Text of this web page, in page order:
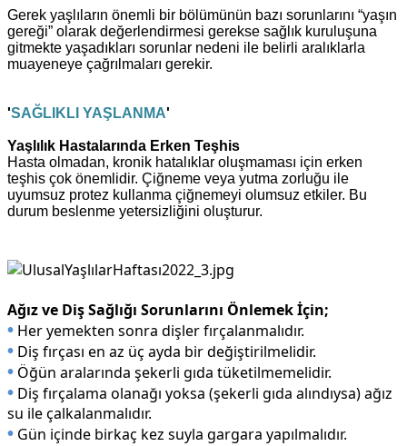
Gerek yaşlıların önemli bir bölümünün bazı sorunlarını “yaşın
gereği” olarak değerlendirmesi gerekse sağlık kuruluşuna
gitmekte yaşadıkları sorunlar nedeni ile belirli aralıklarla
muayeneye çağrılmaları gerekir.
'SAĞLIKLI YAŞLANMA'
Yaşlılık Hastalarında Erken Teşhis
Hasta olmadan, kronik hatalıklar oluşmaması için erken
teşhis çok önemlidir. Çiğneme veya yutma zorluğu ile
uyumsuz protez kullanma çiğnemeyi olumsuz etkiler. Bu
durum beslenme yetersizliğini oluşturur.
Ağız ve Diş Sağlığı Sorunlarını Önlemek İçin;
• Her yemekten sonra dişler fırçalanmalıdır.
• Diş fırçası en az üç ayda bir değiştirilmelidir.
• Öğün aralarında şekerli gıda tüketilmemelidir.
• Diş fırçalama olanağı yoksa (şekerli gıda alındıysa) ağız
su ile çalkalanmalıdır.
• Gün içinde birkaç kez suyla gargara yapılmalıdır.